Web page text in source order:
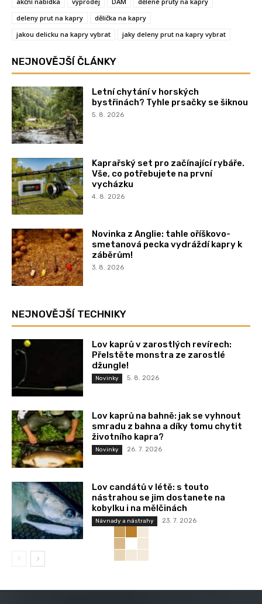
deleny prut na kapry
dělička na kapry
jakou delicku na kapry vybrat
jaky deleny prut na kapry vybrat
NEJNOVĚJŠÍ ČLÁNKY
Letní chytání v horských
bystřinách? Tyhle prsačky se šiknou
5. 8. 2026
Kaprařský set pro začínající rybáře.
Vše, co potřebujete na první
vycházku
4. 8. 2026
Novinka z Anglie: tahle oříškovo-
smetanová pecka vydráždí kapry k
záběrům!
3. 8. 2026
NEJNOVĚJŠÍ TECHNIKY
Lov kaprů v zarostlých revírech:
Přelstěte monstra ze zarostlé
džungle!
Novinky 5. 8. 2026
Lov kaprů na bahně: jak se vyhnout
smradu z bahna a díky tomu chytit
životního kapra?
Novinky 26. 7. 2026
Lov candátů v létě: s touto
nástrahou se jim dostanete na
kobylku i na mělčinách
Návnady a nástrahy 23. 7. 2026